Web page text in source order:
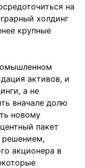
на
холдинг
крупные
активов, и
а не
вначале долю
новому
пакет
акционера в